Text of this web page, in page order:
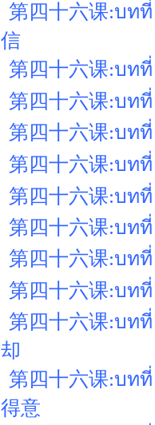
第四十六课:บท
信
第四十六课:บท
第四十六课:บท
第四十六课:บท
第四十六课:บท
第四十六课:บท
第四十六课:บท
第四十六课:บท
第四十六课:บท
第四十六课:บท
却
第四十六课:บท
得意